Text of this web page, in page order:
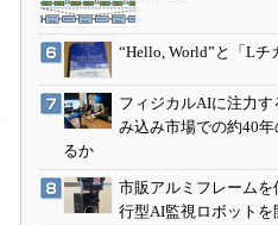
“Hello, World”と「Lチ
フィジカルAIに注力す
み込み市場での約40
るか
市販アルミフレームを
行型AI監視ロボットを